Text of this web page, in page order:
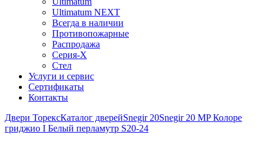
Ultimatum NEXT
Всегда в наличии
Противопожарные
Распродажа
Серия-X
Стел
Услуги и сервис
Сертификаты
Контакты
Двери ТорексКаталог дверейSnegir 20Snegir 20 MP Колоре
гриджио I Белый перламутр S20-24